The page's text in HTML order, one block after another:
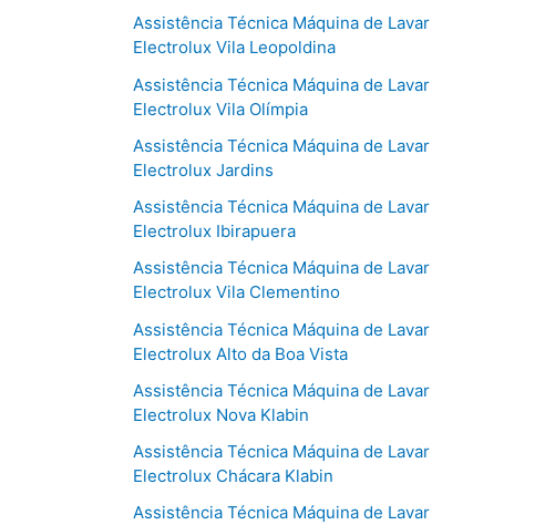
Assistência Técnica Máquina de Lavar
Electrolux Vila Leopoldina
Assistência Técnica Máquina de Lavar
Electrolux Vila Olímpia
Assistência Técnica Máquina de Lavar
Electrolux Jardins
Assistência Técnica Máquina de Lavar
Electrolux Ibirapuera
Assistência Técnica Máquina de Lavar
Electrolux Vila Clementino
Assistência Técnica Máquina de Lavar
Electrolux Alto da Boa Vista
Assistência Técnica Máquina de Lavar
Electrolux Nova Klabin
Assistência Técnica Máquina de Lavar
Electrolux Chácara Klabin
Assistência Técnica Máquina de Lavar